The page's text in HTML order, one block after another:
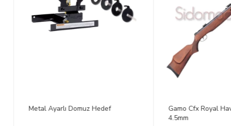
Metal Ayarlı Domuz Hedef
Gamo Cfx Royal Havalı Tüfek